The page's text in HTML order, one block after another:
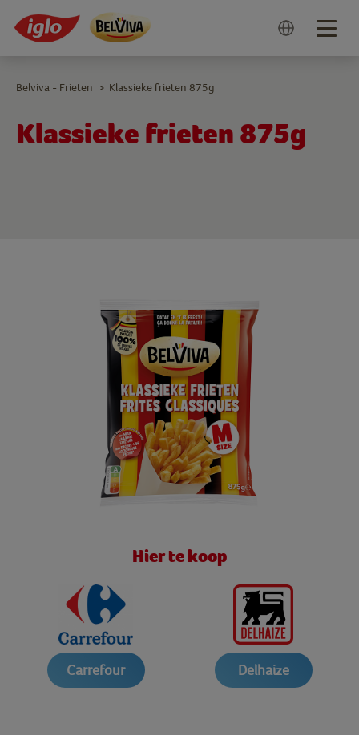
Klassieke frieten 875g
Belviva - Frieten > Klassieke frieten 875g
Hier te koop
Carrefour Delhaize